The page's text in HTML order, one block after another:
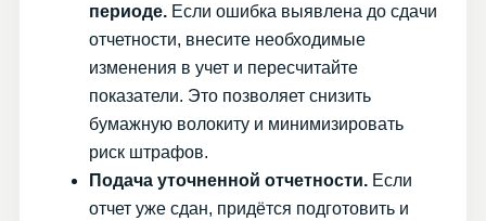
периоде. Если ошибка выявлена до сдачи
отчетности, внесите необходимые
изменения в учет и пересчитайте
показатели. Это позволяет снизить
бумажную волокиту и минимизировать
риск штрафов.
Подача уточненной отчетности. Если
отчет уже сдан, придётся подготовить и